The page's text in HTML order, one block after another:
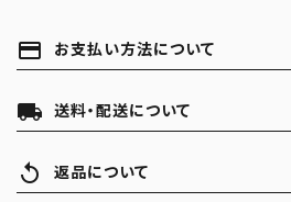
payment お支払い方法について
local_shipping 送料・配送について
replay 返品について